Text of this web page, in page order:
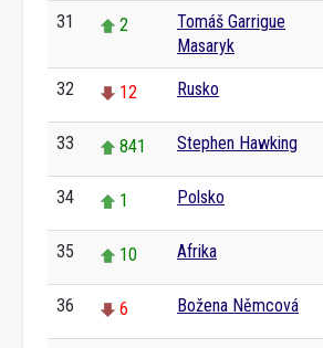
31 2
Tomáš Garrigue
Masaryk
32 12 Rusko
33 841 Stephen Hawking
34 1 Polsko
35 10 Afrika
36 6 Božena Němcová